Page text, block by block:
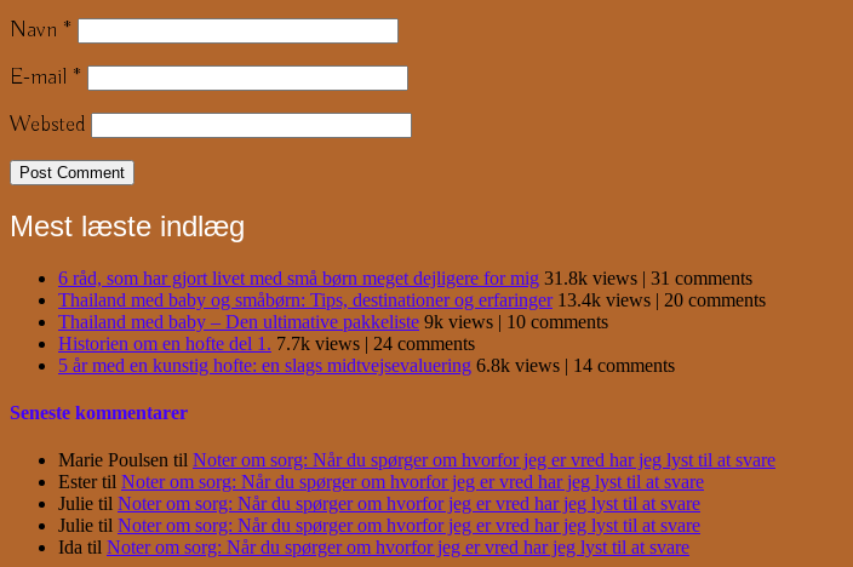
Navn *
E-mail *
Websted
Mest læste indlæg
6 råd, som har gjort livet med små børn meget dejligere for mig 31.8k views | 31 comments
Thailand med baby og småbørn: Tips, destinationer og erfaringer 13.4k views | 20 comments
Thailand med baby – Den ultimative pakkeliste 9k views | 10 comments
Historien om en hofte del 1. 7.7k views | 24 comments
5 år med en kunstig hofte: en slags midtvejsevaluering 6.8k views | 14 comments
Seneste kommentarer
Marie Poulsen til Noter om sorg: Når du spørger om hvorfor jeg er vred har jeg lyst til at svare
Estertil Noter om sorg: Når du spørger om hvorfor jeg er vred har jeg lyst til at svare
Julie til Noter om sorg: Når du spørger om hvorfor jeg er vred har jeg lyst til at svare
Julie til Noter om sorg: Når du spørger om hvorfor jeg er vred har jeg lyst til at svare
Ida til Noter om sorg: Når du spørger om hvorfor jeg er vred har jeg lyst til at svare